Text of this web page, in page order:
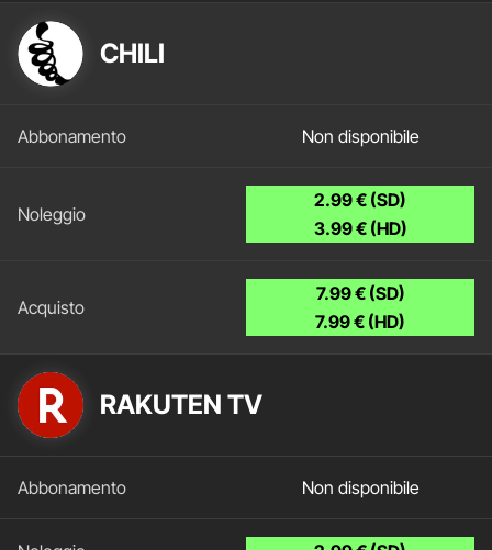
CHILI
Non disponibile
2.99 € (SD)
3.99 € (HD)
7.99 € (SD)
7.99 € (HD)
RAKUTEN TV
Non disponibile